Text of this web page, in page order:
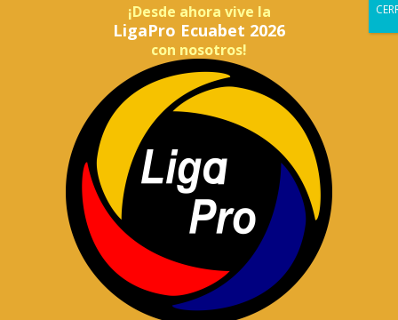
¡Desde ahora vive la
LigaPro Ecuabet 2026
con nosotros!